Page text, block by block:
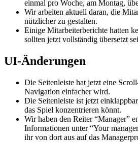
einmal pro Woche, am Montag,
Wir arbeiten aktuell daran, die
nützlicher zu gestalten.
Einige Mitarbeiterberichte hatten
sollten jetzt vollständig übersetzt
UI-Änderungen
Die Seitenleiste hat jetzt eine
Navigation einfacher wird.
Die Seitenleiste ist jetzt
das Spiel konzentrieren könnt.
Wir haben den Reiter “Manager”
Informationen unter “Your
ihr von dort aus auf das